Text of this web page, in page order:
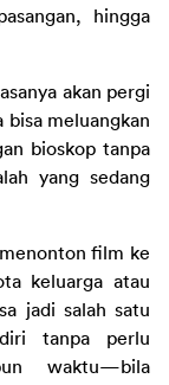
hingga
akan pergi
bisa meluangkan
bioskop tanpa
yang sedang
film ke
keluarga atau
jadi salah satu
tanpa perlu
waktu—bila